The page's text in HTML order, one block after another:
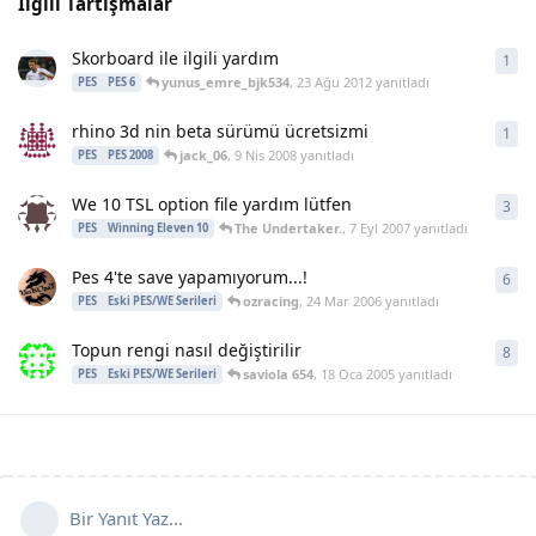
Skorboard ile ilgili yardım
PES PES 6 yunus_emre_bjk534, 23 Ağu 2012yanıtladı
1
rhino 3d nin beta sürümü ücretsizmi
PES PES 2008 jack_06, 9 Nis 2008yanıtladı
1
We 10 TSL option file yardım lütfen
PES Winning Eleven 10 The Undertaker., 7 Eyl 2007yanıtladı
3
Pes 4'te save yapamıyorum...!
PES Eski PES/WE Serileri ozracing, 24 Mar 2006yanıtladı
6
Topun rengi nasıl değiştirilir
PES Eski PES/WE Serileri saviola 654, 18 Oca 2005yanıtladı
8
Bir Yanıt Yaz...